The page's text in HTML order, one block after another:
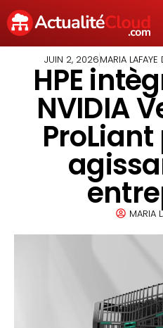
JUIN 2, 2026MARIA LAFAYE
HPE
NVIDIA
ProLiant
MARIA